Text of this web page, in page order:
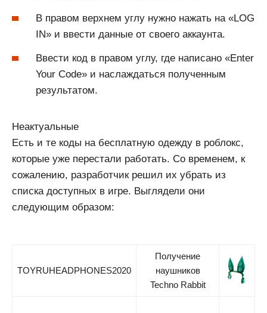
В правом верхнем углу нужно нажать на «LOG
IN» и ввести данные от своего аккаунта.
Ввести код в правом углу, где написано «Enter
Your Code» и наслаждаться полученным
результатом.
Неактуальные
Есть и те коды на бесплатную одежду в роблокс,
которые уже перестали работать. Со временем, к
сожалению, разработчик решил их убрать из
списка доступных в игре. Выглядели они
следующим образом:
TOYRUHEADPHONES2020
Получение
наушников
Techno Rabbit